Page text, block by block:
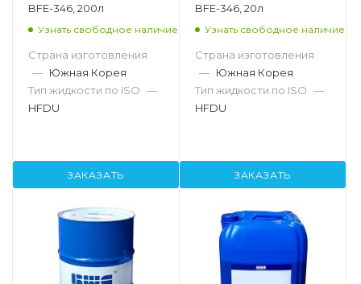
BFE-346, 200л
Узнать свободное наличие
Страна изготовления
— Южная Корея
Тип жидкости по ISO —
HFDU
ЗАКАЗАТЬ
BFE-346, 20л
Узнать свободное наличие
Страна изготовления
— Южная Корея
Тип жидкости по ISO —
HFDU
ЗАКАЗАТЬ